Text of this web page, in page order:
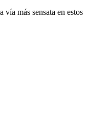
más sensata en estos